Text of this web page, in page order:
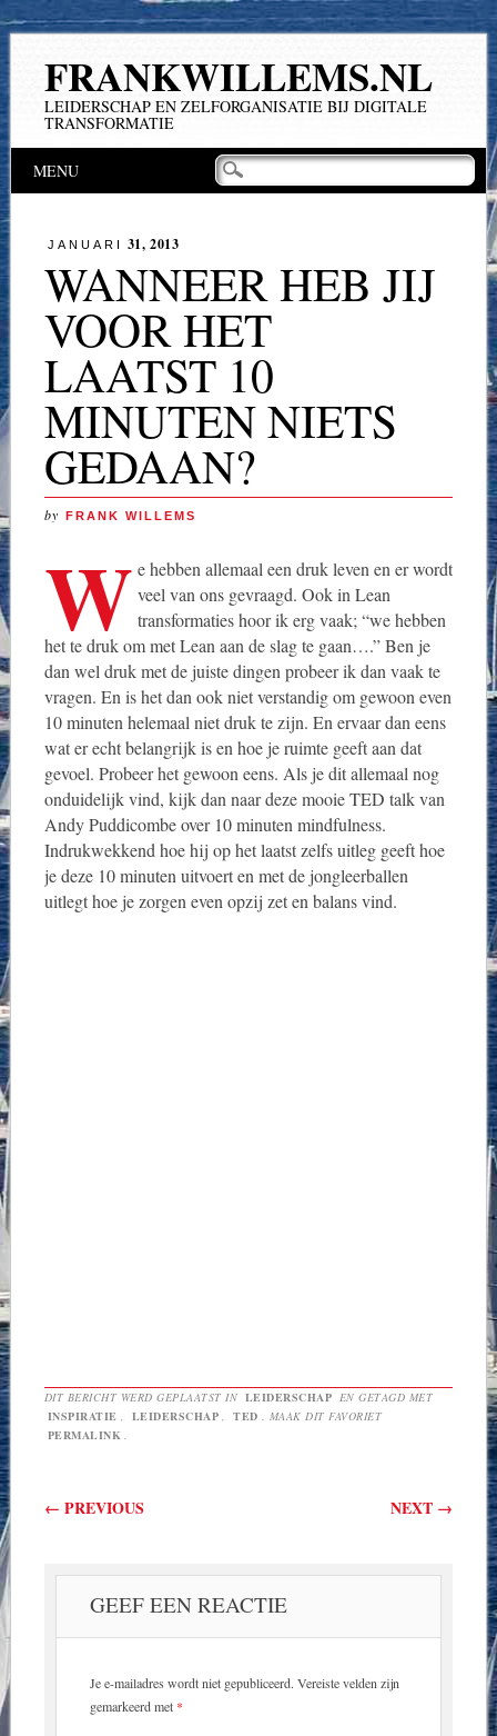
FRANKWILLEMS.NL
LEIDERSCHAP EN ZELFORGANISATIE BIJ DIGITALE
TRANSFORMATIE
Hoofdmenu
springen
MENU
JANUARI 31, 2013
WANNEER HEB JIJ
VOOR HET
LAATST 10
MINUTEN NIETS
GEDAAN?
by FRANK WILLEMS
W e hebben allemaal een druk leven en er wordt
veel van ons gevraagd. Ook in Lean
transformaties hoor ik erg vaak; “we hebben
het te druk om met Lean aan de slag te gaan….” Ben je
dan wel druk met de juiste dingen probeer ik dan vaak te
vragen. En is het dan ook niet verstandig om gewoon even
10 minuten helemaal niet druk te zijn. En ervaar dan eens
wat er echt belangrijk is en hoe je ruimte geeft aan dat
gevoel. Probeer het gewoon eens. Als je dit allemaal nog
onduidelijk vind, kijk dan naar deze mooie TED talk van
Andy Puddicombe over 10 minuten mindfulness.
Indrukwekkend hoe hij op het laatst zelfs uitleg geeft hoe
je deze 10 minuten uitvoert en met de jongleerballen
uitlegt hoe je zorgen even opzij zet en balans vind.
DIT BERICHT WERD GEPLAATST IN LEIDERSCHAP EN GETAGD MET
INSPIRATIE
LEIDERSCHAP TED
. MAAK DIT FAVORIET
PERMALINK
Berichtnavigatie
← PREVIOUS NEXT →
GEEF EEN REACTIE
Je e-mailadres wordt niet gepubliceerd. Vereiste velden zijn
gemarkeerd met *